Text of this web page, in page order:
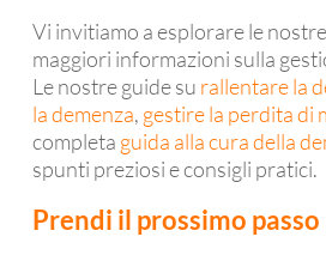
Vi invitiamo a esplorare le
maggiori informazioni sulla
Le nostre guide su rallentare la
la demenza, gestire la perdita di
completa guida alla cura della
spunti preziosi e consigli pratici.
Prendi il prossimo passo